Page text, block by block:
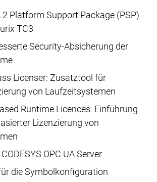
Platform Support Package (PSP)
TC3
Security-Absicherung der
Licenser: Zusatztool für
von Laufzeitsystemen
Runtime Licences: Einführung
Lizenzierung von
OPC UA Server
die Symbolkonfiguration